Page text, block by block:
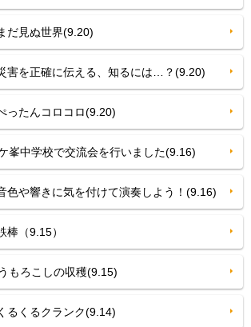
見ぬ世界(9.20)
を正確に伝える、知るには…？(9.20)
たんコロコロ(9.20)
中学校で交流会を行いました(9.16)
や響きに気を付けて演奏しよう！(9.16)
（9.15）
ろこしの収穫(9.15)
くるクランク(9.14)